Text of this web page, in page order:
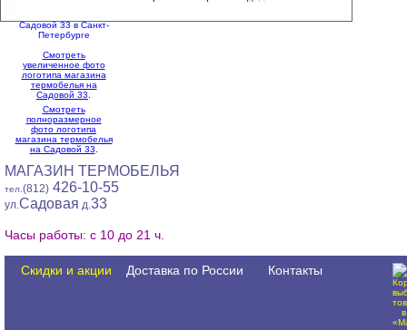
Смотреть
увеличенное фото
логотипа магазина
термобелья на
Садовой 33
Смотреть
полноразмерное
фото логотипа
магазина термобелья
на Садовой 33
МАГАЗИН ТЕРМОБЕЛЬЯ
тел. (812) 426-10-55
ул.Садовая д.33
Часы работы: с 10 до 21 ч.
Скидки и акции Доставка по России Контакты